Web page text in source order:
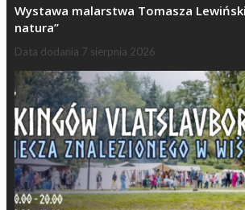
Wystawa malarstwa Tomasza
natura”
Data dodania 7 sierpnia 2026